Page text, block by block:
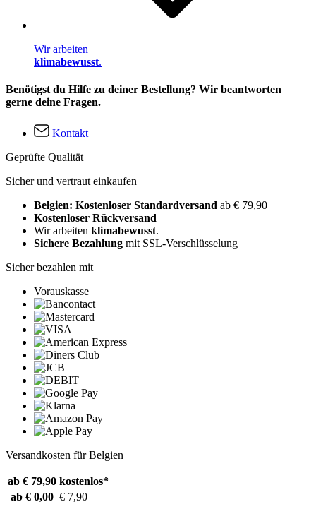
Wir arbeiten
klimabewusst.
Benötigst du Hilfe zu deiner Bestellung? Wir beantworten
gerne deine Fragen.
Kontakt
Geprüfte Qualität
Sicher und vertraut einkaufen
Belgien: Kostenloser Standardversand ab € 79,90
Kostenloser Rückversand
Wir arbeiten klimabewusst.
Sichere Bezahlung mit SSL-Verschlüsselung
Sicher bezahlen mit
Vorauskasse
Versandkosten für Belgien
ab € 79,90 kostenlos*
ab € 0,00 € 7,90